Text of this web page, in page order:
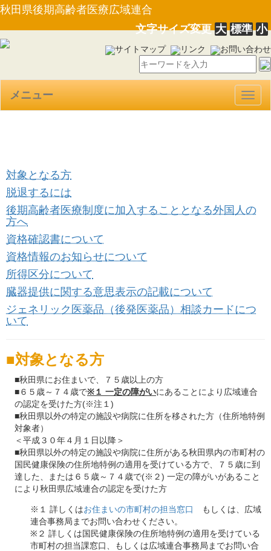
秋田県後期高齢者医療広域連合
文字サイズ変更大 標準 小
サイトマップ リンク お問い合わせ
メニュー
対象となる方
脱退するには
後期高齢者医療制度に加入することとなる外国人の
方へ
資格確認書について
資格情報のお知らせについて
所得区分について
臓器提供に関する意思表示の記載について
ジェネリック医薬品（後発医薬品）相談カードにつ
いて
対象となる方
■秋田県にお住まいで、７５歳以上の方
■６５歳～７４歳で※１ 一定の障がいにあることにより広域連合
の認定を受けた方(※注１)
■秋田県以外の特定の施設や病院に住所を移された方（住所地特例
対象者）
＜平成３０年４月１日以降＞
■秋田県以外の特定の施設や病院に住所がある秋田県内の市町村の
国民健康保険の住所地特例の適用を受けている方で、７５歳に到
達した、または６５歳～７４歳で(※２) 一定の障がいがあること
により秋田県広域連合の認定を受けた方
※１ 詳しくはお住まいの市町村の担当窓口
もしくは、広域
連合事務局までお問い合わせください。
※２ 詳しくは国民健康保険の住所地特例の適用を受けている
市町村の担当課窓口、もしくは広域連合事務局までお問い合